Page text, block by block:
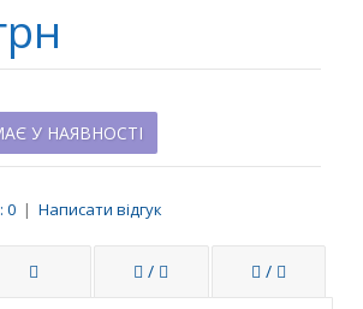
У НАЯВНОСТІ
0 | Написати відгук
/ /